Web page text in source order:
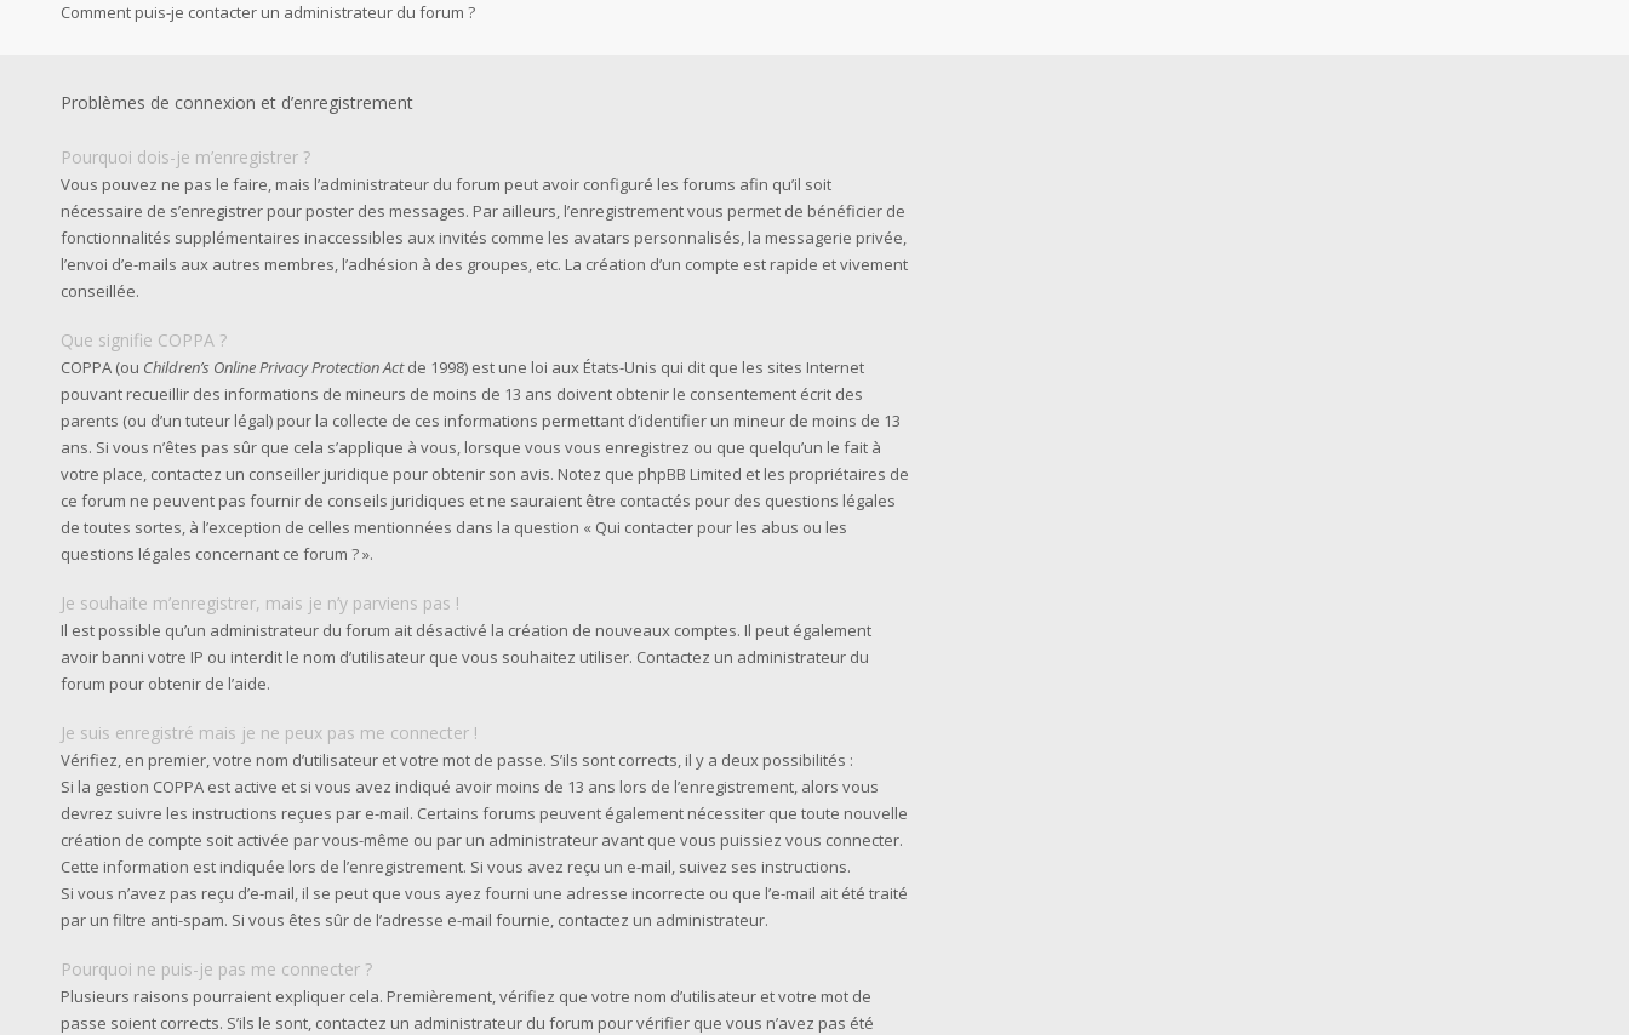
Comment puis-je contacter un administrateur du forum ?
Problèmes de connexion et d’enregistrement
Pourquoi dois-je m’enregistrer ?
Vous pouvez ne pas le faire, mais l’administrateur du forum peut avoir configuré les forums afin qu’il soit
nécessaire de s’enregistrer pour poster des messages. Par ailleurs, l’enregistrement vous permet de bénéficier de
fonctionnalités supplémentaires inaccessibles aux invités comme les avatars personnalisés, la messagerie privée,
l’envoi d’e-mails aux autres membres, l’adhésion à des groupes, etc. La création d’un compte est rapide et vivement
conseillée.
Que signifie COPPA ?
COPPA (ou Children’s Online Privacy Protection Actde 1998) est une loi aux États-Unis qui dit que les sites Internet
pouvant recueillir des informations de mineurs de moins de 13 ans doivent obtenir le consentement écrit des
parents (ou d’un tuteur légal) pour la collecte de ces informations permettant d’identifier un mineur de moins de 13
ans. Si vous n’êtes pas sûr que cela s’applique à vous, lorsque vous vous enregistrez ou que quelqu’un le fait à
votre place, contactez un conseiller juridique pour obtenir son avis. Notez que phpBB Limited et les propriétaires de
ce forum ne peuvent pas fournir de conseils juridiques et ne sauraient être contactés pour des questions légales
de toutes sortes, à l’exception de celles mentionnées dans la question « Qui contacter pour les abus ou les
questions légales concernant ce forum ? ».
Je souhaite m’enregistrer, mais je n’y parviens pas !
Il est possible qu’un administrateur du forum ait désactivé la création de nouveaux comptes. Il peut également
avoir banni votre IP ou interdit le nom d’utilisateur que vous souhaitez utiliser. Contactez un administrateur du
forum pour obtenir de l’aide.
Je suis enregistré mais je ne peux pas me connecter !
Vérifiez, en premier, votre nom d’utilisateur et votre mot de passe. S’ils sont corrects, il y a deux possibilités :
Si la gestion COPPA est active et si vous avez indiqué avoir moins de 13 ans lors de l’enregistrement, alors vous
devrez suivre les instructions reçues par e-mail. Certains forums peuvent également nécessiter que toute nouvelle
création de compte soit activée par vous-même ou par un administrateur avant que vous puissiez vous connecter.
Cette information est indiquée lors de l’enregistrement. Si vous avez reçu un e-mail, suivez ses instructions.
Si vous n’avez pas reçu d’e-mail, il se peut que vous ayez fourni une adresse incorrecte ou que l’e-mail ait été traité
par un filtre anti-spam. Si vous êtes sûr de l’adresse e-mail fournie, contactez un administrateur.
Pourquoi ne puis-je pas me connecter ?
Plusieurs raisons pourraient expliquer cela. Premièrement, vérifiez que votre nom d’utilisateur et votre mot de
passe soient corrects. S’ils le sont, contactez un administrateur du forum pour vérifier que vous n’avez pas été